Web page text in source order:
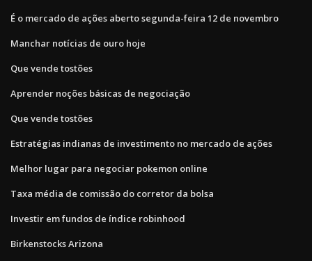
É o mercado de ações aberto segunda-feira 12 de novembro
Manchar notícias de ouro hoje
Que vende tostões
Aprender noções básicas de negociação
Que vende tostões
Estratégias indianas de investimento no mercado de ações
Melhor lugar para negociar pokemon online
Taxa média de comissão do corretor da bolsa
Investir em fundos de índice robinhood
Birkenstocks Arizona